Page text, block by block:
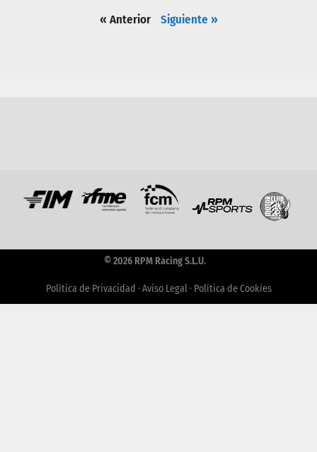
« Anterior Siguiente »
© 2026 RPM Racing S.L.U.
Política de Privacidad · Aviso Legal· Política de Cookies